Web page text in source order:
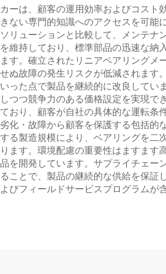
ーは、顧客の運用効率およびコス
ない専門的知識へのアクセスを可
リューションと比較して、メンテ
維持しており、標準部品の迅速な
す。確立されたリニアベアリング
ぬ故障の発生リスクが低減されま
った点で製品を継続的に改良して
つつ競争力のある価格設定を実現
おり、顧客が自社の具体的な運転
化・故障から顧客を保護する包括
る製造規模により、ベアリングを
ます。環境配慮の重要性はますま
を開発しています。サプライチェ
ことで、製品の継続的な供給を保
びフィールドサービスプログラム